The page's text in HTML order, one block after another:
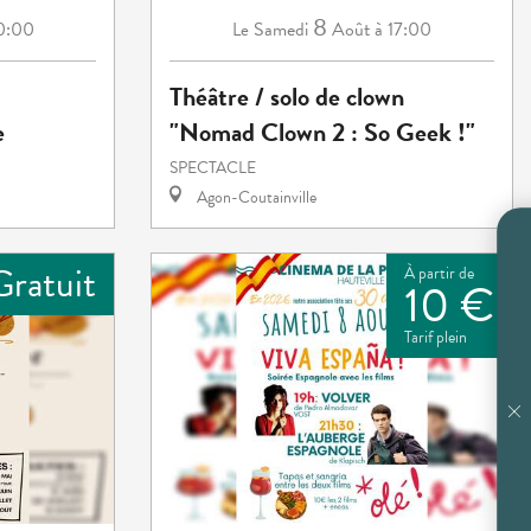
Le Samedi 8 Aoûtà 17:00
Théâtre / solo de clown
"Nomad Clown 2 : So Geek !"
SPECTACLE
Agon-Coutainville
À partir de
10 €
Tarif plein